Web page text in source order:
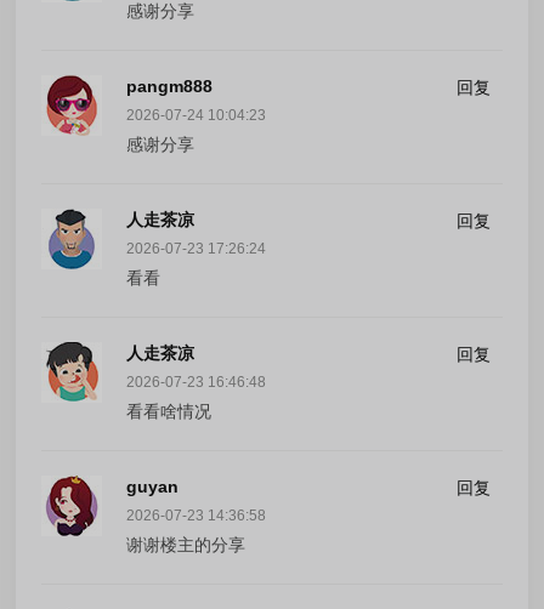
感谢分享
pangm888 回复
2026-07-24 10:04:23
感谢分享
人走茶凉 回复
2026-07-23 17:26:24
看看
人走茶凉 回复
2026-07-23 16:46:48
看看啥情况
guyan 回复
2026-07-23 14:36:58
谢谢楼主的分享